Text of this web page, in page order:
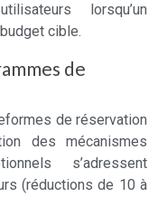
lorsqu’un
cible.
de
de réservation
des mécanismes
s’adressent
(réductions de 10 à